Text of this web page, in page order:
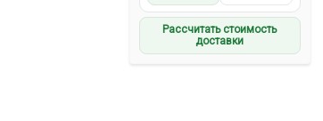
Рассчитать стоимость
доставки